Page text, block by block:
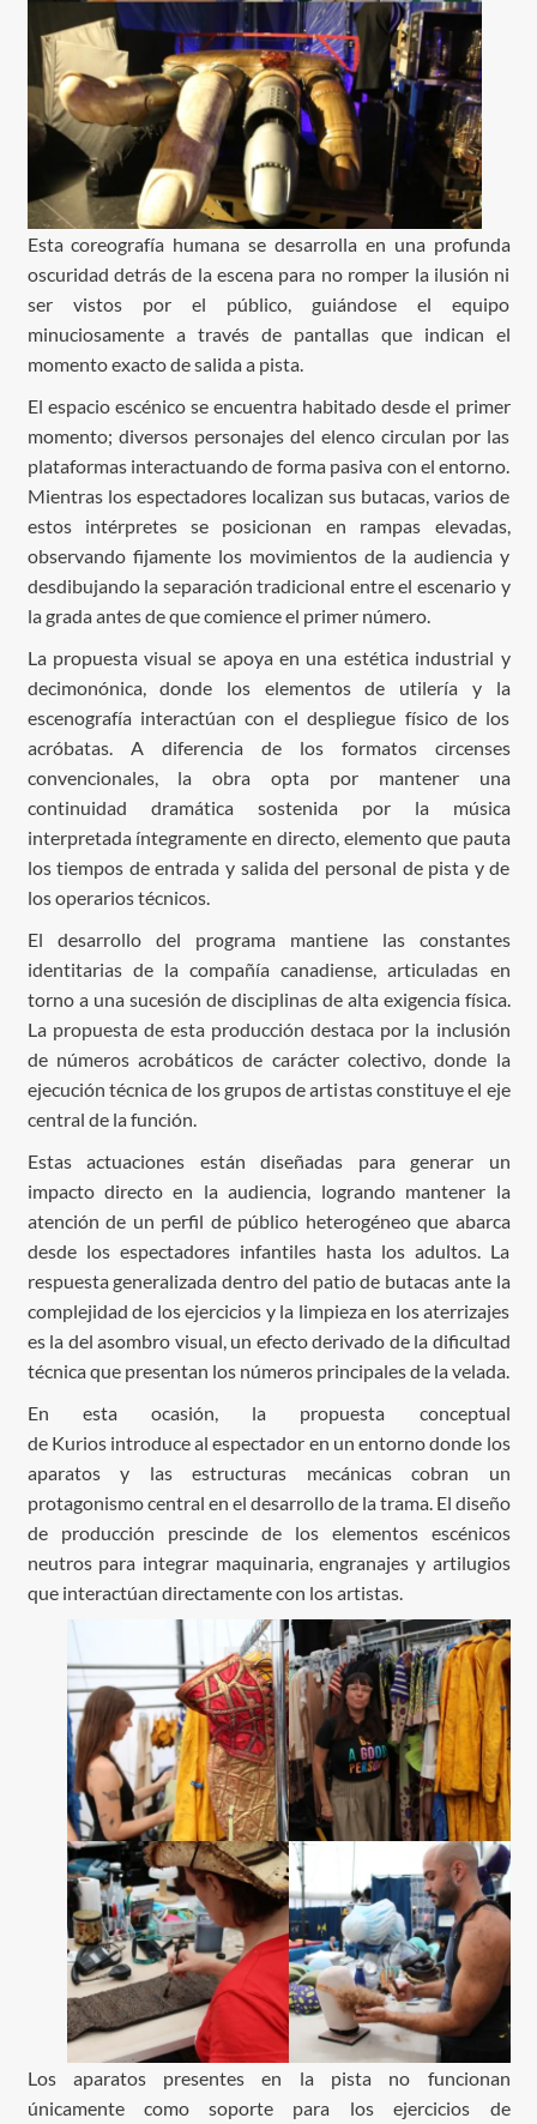
Esta coreografía humana se desarrolla en una profunda
oscuridad detrás de la escena para no romper la ilusión ni
ser vistos por el público, guiándose el equipo
minuciosamente a través de pantallas que indican el
momento exacto de salida a pista.
El espacio escénico se encuentra habitado desde el primer
momento; diversos personajes del elenco circulan por las
plataformas interactuando de forma pasiva con el entorno.
Mientras los espectadores localizan sus butacas, varios de
estos intérpretes se posicionan en rampas elevadas,
observando fijamente los movimientos de la audiencia y
desdibujando la separación tradicional entre el escenario y
la grada antes de que comience el primer número.
La propuesta visual se apoya en una estética industrial y
decimonónica, donde los elementos de utilería y la
escenografía interactúan con el despliegue físico de los
acróbatas. A diferencia de los formatos circenses
convencionales, la obra opta por mantener una
continuidad dramática sostenida por la música
interpretada íntegramente en directo, elemento que pauta
los tiempos de entrada y salida del personal de pista y de
los operarios técnicos.
El desarrollo del programa mantiene las constantes
identitarias de la compañía canadiense, articuladas en
torno a una sucesión de disciplinas de alta exigencia física.
La propuesta de esta producción destaca por la inclusión
de números acrobáticos de carácter colectivo, donde la
ejecución técnica de los grupos de artistas constituye el eje
central de la función.
Estas actuaciones están diseñadas para generar un
impacto directo en la audiencia, logrando mantener la
atención de un perfil de público heterogéneo que abarca
desde los espectadores infantiles hasta los adultos. La
respuesta generalizada dentro del patio de butacas ante la
complejidad de los ejercicios y la limpieza en los aterrizajes
es la del asombro visual, un efecto derivado de la dificultad
técnica que presentan los números principales de la velada.
En esta ocasión, la propuesta conceptual
de Kurios introduce al espectador en un entorno donde los
aparatos y las estructuras mecánicas cobran un
protagonismo central en el desarrollo de la trama. El diseño
de producción prescinde de los elementos escénicos
neutros para integrar maquinaria, engranajes y artilugios
que interactúan directamente con los artistas.
Los aparatos presentes en la pista no funcionan
únicamente como soporte para los ejercicios de